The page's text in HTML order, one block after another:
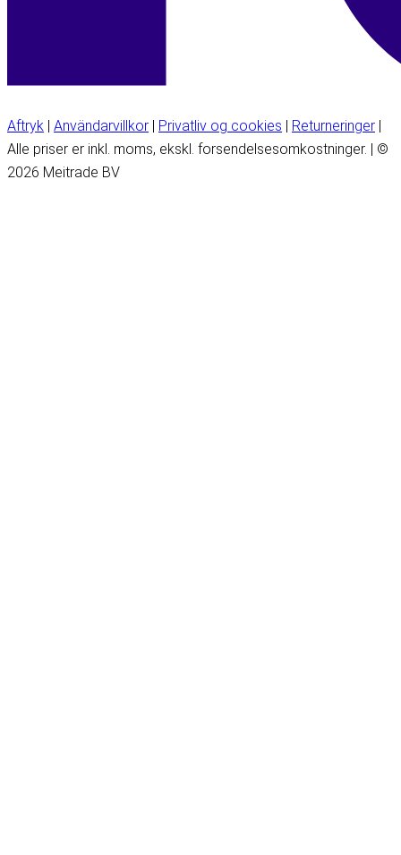
Aftryk | Användarvillkor | Privatliv og cookies | Returneringer |
Alle priser er inkl. moms, ekskl. forsendelsesomkostninger. | ©
2026 Meitrade BV